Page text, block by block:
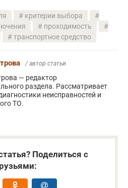
критерии выбора
проходимость
транспортное средство
/ автор статьи
— редактор
раздела. Рассматривает
неисправностей и
ТО.
Поделиться с